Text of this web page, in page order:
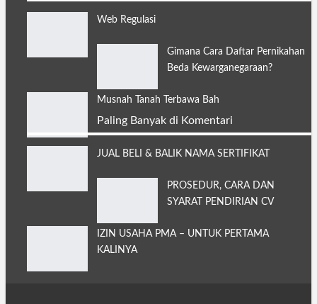
Web Regulasi
Gimana Cara Daftar Pernikahan
Beda Kewarganegaraan?
Musnah Tanah Terbawa Bah
Paling Banyak di Komentari
JUAL BELI & BALIK NAMA SERTIFIKAT
PROSEDUR, CARA DAN
SYARAT PENDIRIAN CV
IZIN USAHA PMA – UNTUK PERTAMA
KALINYA